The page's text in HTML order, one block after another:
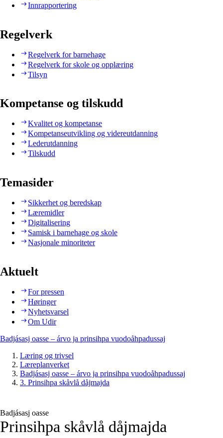
Innrapportering
Regelverk
Regelverk for barnehage
Regelverk for skole og opplæring
Tilsyn
Kompetanse og tilskudd
Kvalitet og kompetanse
Kompetanseutvikling og videreutdanning
Lederutdanning
Tilskudd
Temasider
Sikkerhet og beredskap
Læremidler
Digitalisering
Samisk i barnehage og skole
Nasjonale minoriteter
Aktuelt
For pressen
Høringer
Nyhetsvarsel
Om Udir
Badjásasj oasse – árvo ja prinsihpa vuodoåhpadussaj
Læring og trivsel
Læreplanverket
Badjásasj oasse – árvo ja prinsihpa vuodoåhpadussaj
3. Prinsihpa skåvlå dåjmajda
Badjásasj oasse
Prinsihpa skåvlå dåjmajda